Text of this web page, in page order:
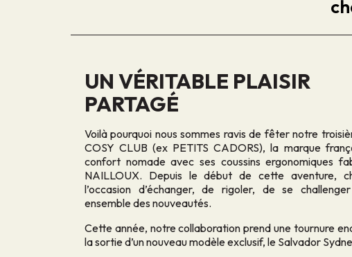
UN VÉRITABLE PLAISIR
PARTAGÉ
Voilà pourquoi nous sommes ravis de fêter notre
COSY CLUB (ex PETITS CADORS), la marque
confort nomade avec ses coussins ergonomiques
NAILLOUX. Depuis le début de cette aventure,
l’occasion d’échanger, de rigoler, de se
ensemble des nouveautés.
Cette année, notre collaboration prend une tournure
la sortie d’un nouveau modèle exclusif, le Salvador